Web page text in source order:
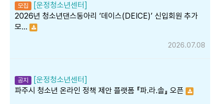
모집
[운정청소년센터]
2026년 청소년댄스동아리 ‘데이스(DEICE)’ 신입회원 추가
모…
2026.07.08
공지
[운정청소년센터]
파주시 청소년 온라인 정책 제안 플랫폼 『파.라.솔』 오픈